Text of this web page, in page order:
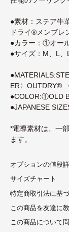
●素材：ステア牛
ドライ®メンブレ
●カラー：①オー
●サイズ：M、L、
ER〉OUTDRY®
●COLOR:①OLD
●JAPANESE
*電導素材は、一
ます。
オプションの値段
サイズチャート
特定商取引法に基
この商品を友達に
この商品について